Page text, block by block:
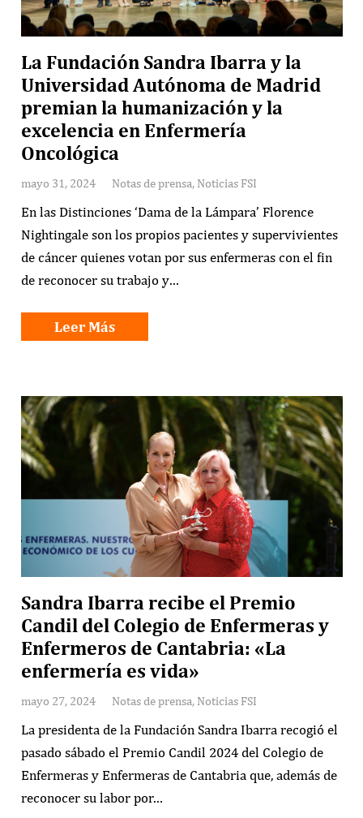
La Fundación Sandra Ibarra y la
Universidad Autónoma de Madrid
premian la humanización y la
excelencia en Enfermería
Oncológica
mayo 31, 2024 Notas de prensa, Noticias FSI
En las Distinciones ‘Dama de la Lámpara’ Florence
Nightingale son los propios pacientes y supervivientes
de cáncer quienes votan por sus enfermeras con el fin
de reconocer su trabajo y…
Leer Más
Sandra Ibarra recibe el Premio
Candil del Colegio de Enfermeras y
Enfermeros de Cantabria: «La
enfermería es vida»
mayo 27, 2024 Notas de prensa, Noticias FSI
La presidenta de la Fundación Sandra Ibarra recogió el
pasado sábado el Premio Candil 2024 del Colegio de
Enfermeras y Enfermeras de Cantabria que, además de
reconocer su labor por…